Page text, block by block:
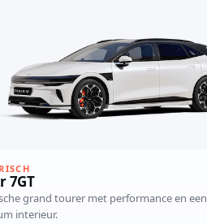
7GT
grand tourer met performance en een
interieur.